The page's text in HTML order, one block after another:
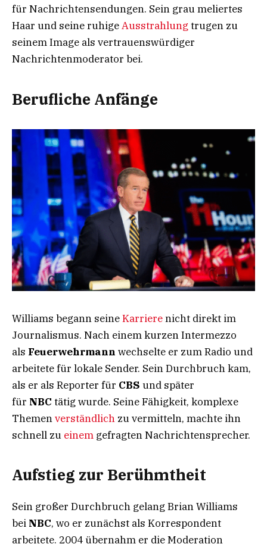
für Nachrichtensendungen. Sein grau meliertes
Haar und seine ruhigeAusstrahlung trugen zu
seinem Image als vertrauenswürdiger
Nachrichtenmoderator bei.
Berufliche Anfänge
Williams begann seineKarrierenicht direkt im
Journalismus. Nach einem kurzen Intermezzo
als Feuerwehrmann wechselte er zum Radio und
arbeitete für lokale Sender. Sein Durchbruch kam,
als er als Reporter für CBS und später
für NBC tätig wurde. Seine Fähigkeit, komplexe
Themenverständlich zu vermitteln, machte ihn
schnell zu einem gefragten Nachrichtensprecher.
Aufstieg zur Berühmtheit
Sein großer Durchbruch gelang Brian Williams
bei NBC, wo er zunächst als Korrespondent
arbeitete. 2004 übernahm er die Moderation